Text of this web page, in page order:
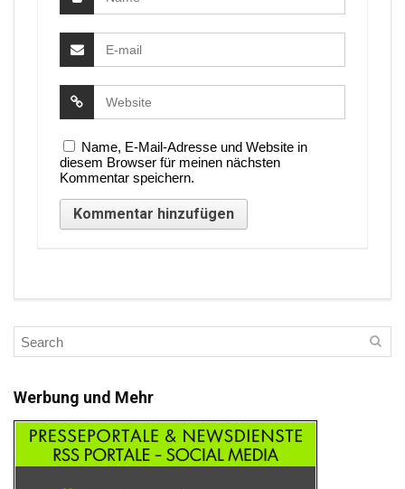
Name, E-Mail-Adresse und Website in
diesem Browser für meinen nächsten
Kommentar speichern.
Werbung und Mehr